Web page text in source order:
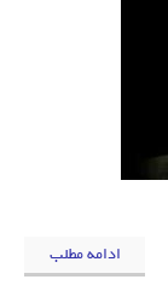
ادامه مطلب